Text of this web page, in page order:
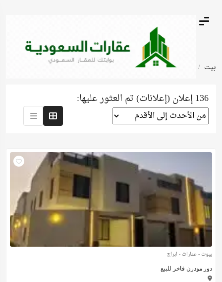
بيت بيوت - عمارات - ابراج
136 إعلان (إعلانات) تم العثور عليها:
بيوت - عمارات - ابراج
دور مودرن فاخر للبيع